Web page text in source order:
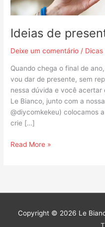
Ideias de
Deixe um comentário / Dicas
Quando chega o final de
vou dar de presente, sem
nessa dúvida e você acertar
Le Bianco, junto com a
@diycomkekeu) colocamos
crie […]
Read More »
Copyright © 2026 Le